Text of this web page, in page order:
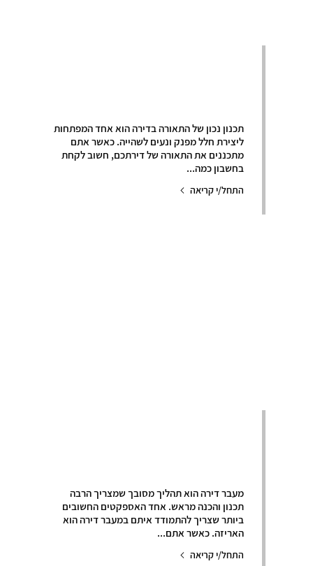
תכנון נכון של התאורה בדירה הוא אחד המפתחות
ליצירת חלל מפנק ונעים לשהייה. כאשר אתם
מתכננים את התאורה של דירתכם, חשוב לקחת
בחשבון כמה...
התחל/י קריאה
מעבר דירה הוא תהליך מסובך שמצריך הרבה
תכנון והכנה מראש. אחד האספקטים החשובים
ביותר שצריך להתמודד איתם במעבר דירה הוא
האריזה. כאשר אתם...
התחל/י קריאה